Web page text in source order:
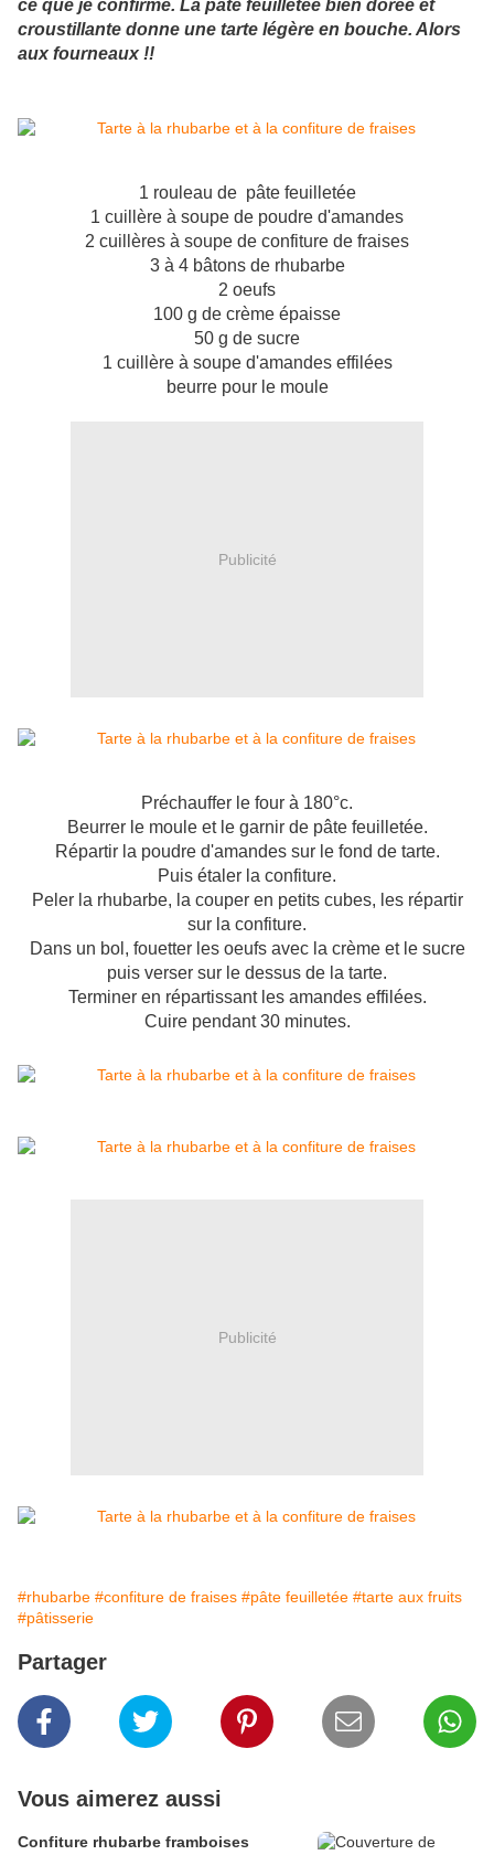
ce que je confirme. La pâte feuilletée bien dorée et
croustillante donne une tarte légère en bouche. Alors
aux fourneaux !!
1 rouleau de pâte feuilletée
1 cuillère à soupe de poudre d'amandes
2 cuillères à soupe de confiture de fraises
3 à 4 bâtons de rhubarbe
2 oeufs
100 g de crème épaisse
50 g de sucre
1 cuillère à soupe d'amandes effilées
beurre pour le moule
Publicité
Préchauffer le four à 180°c.
Beurrer le moule et le garnir de pâte feuilletée.
Répartir la poudre d'amandes sur le fond de tarte.
Puis étaler la confiture.
Peler la rhubarbe, la couper en petits cubes, les répartir
sur la confiture.
Dans un bol, fouetter les oeufs avec la crème et le sucre
puis verser sur le dessus de la tarte.
Terminer en répartissant les amandes effilées.
Cuire pendant 30 minutes.
Publicité
#rhubarbe #confiture de fraises #pâte feuilletée #tarte aux fruits
#pâtisserie
Partager
Vous aimerez aussi
Confiture rhubarbe framboises